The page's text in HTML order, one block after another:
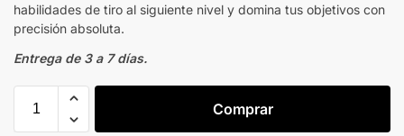
habilidades de tiro al siguiente nivel y domina tus objetivos con
precisión absoluta.
Entrega de 3 a 7 días.
Comprar